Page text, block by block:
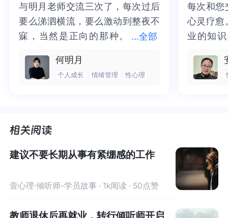
“可能你不是感受不到情绪，是因为你总是压抑自己的感
性，强制自己理性，你总是忽视自己的情绪，慢慢开心的
阈值被提高，就很难开心了。”
真的很感谢我的治疗师，她让我对自己有了完全不一样的
认识
我的心理医生说过一句，让子弹飞一会，凡事等一等。后
来我不管恋爱还是工作，遇到不顺心的事我就等两天再
...全部
与明月老师交流三次了，每次过后
要么涕泗横流，要么激动到整夜不
寐，当然是正向的那种。
来，觉得不必再踽踽独行，也不必
再困于桎梏，更不必觉得这半生所
前行。
与明月老师交流三次了，每次过后
要么涕泗横流，要么激动到整夜不
寐，当然是正向的那种。二十多年
不必再踽踽独行，也不必再困于桎
梏，更不必觉得这半生所积，靡有
行。
何明月
个人成长 情绪管理 性心理
每次和您
心灵疗愈
业的知
我喘不
逐渐释
每次和您
心灵疗愈
业的知识
气的情
然。感
建议不要长期从事有紧绷感的工作
壹心理·倾听师-学员故事 · 1k阅读 · 50点赞
教师退休后再就业，转行倾听师开启